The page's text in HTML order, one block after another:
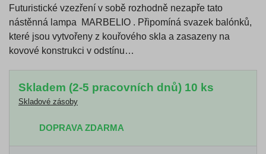
Futuristické vzezření v sobě rozhodně nezapře tato
nástěnná lampa MARBELIO . Připomíná svazek balónků,
které jsou vytvořeny z kouřového skla a zasazeny na
kovové konstrukci v odstínu…
Skladem (2-5 pracovních dnů) 10 ks
Skladové zásoby
DOPRAVA ZDARMA